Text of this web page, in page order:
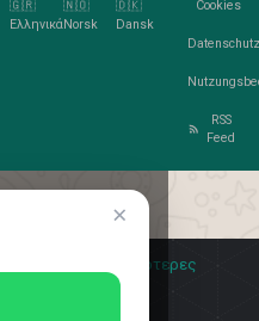
🇬🇷
Ελληνικά
🇳🇴
Norsk
🇩🇰
Dansk
Cookies
RSS
Feed
Περισσότερες
×